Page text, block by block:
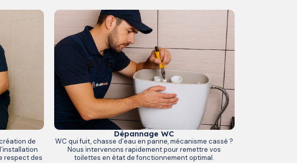
de
respect des
Dépannage WC
WC qui fuit, chasse d’eau en panne, mécanisme cassé ?
Nous intervenons rapidement pour remettre vos
toilettes en état de fonctionnement optimal.